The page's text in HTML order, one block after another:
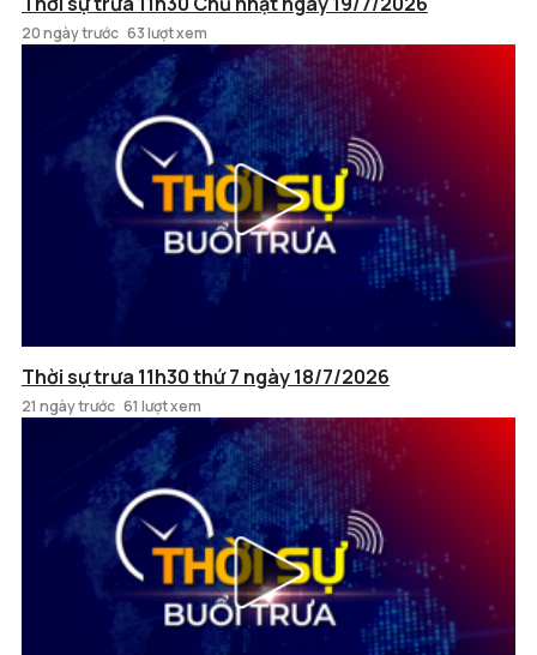
20 ngày trước 63 lượt xem
Thời sự trưa 11h30 thứ 7 ngày 18/7/2026
21 ngày trước 61 lượt xem